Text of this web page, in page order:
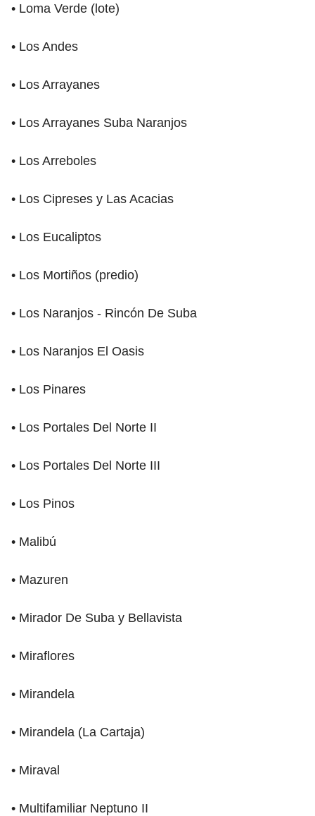
• Loma Verde (lote)
• Los Andes
• Los Arrayanes
• Los Arrayanes Suba Naranjos
• Los Arreboles
• Los Cipreses y Las Acacias
• Los Eucaliptos
• Los Mortiños (predio)
• Los Naranjos - Rincón De Suba
• Los Naranjos El Oasis
• Los Pinares
• Los Portales Del Norte II
• Los Portales Del Norte III
• Los Pinos
• Malibú
• Mazuren
• Mirador De Suba y Bellavista
• Miraflores
• Mirandela
• Mirandela (La Cartaja)
• Miraval
• Multifamiliar Neptuno II